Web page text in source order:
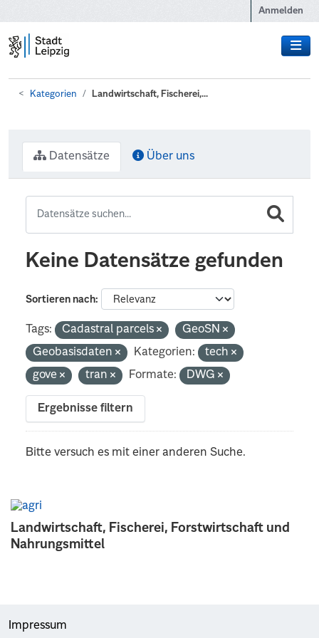
Anmelden
Kategorien Landwirtschaft, Fischerei,...
Landwirtschaft, Fischerei, Forstwirtschaft und
Nahrungsmittel
Datensätze Über uns
Keine Datensätze gefunden
Sortieren nach
Tags: Cadastral parcels
GeoSN
Geobasisdaten
Kategorien:
tech
gove
tran Formate: DWG
Ergebnisse filtern
Bitte versuch es mit einer anderen Suche.
Impressum